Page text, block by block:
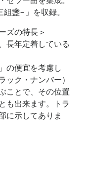
盞−」を収録。
ズの特長＞
長年定着している
の便宜を考慮し
ック・ナンバー）
ことで、その位置
も出来ます。トラ
に示してありま